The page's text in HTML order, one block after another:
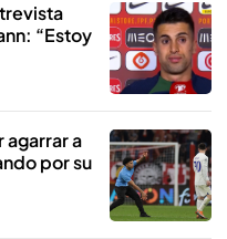
“Estoy
agarrar a
por su